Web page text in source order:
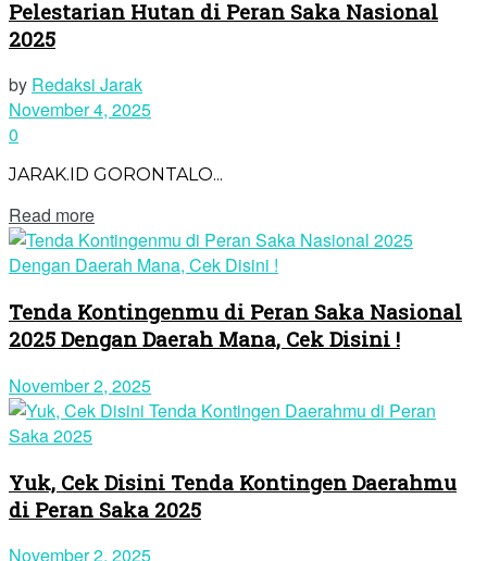
Pelestarian Hutan di Peran Saka Nasional
2025
by Redaksi Jarak
November 4, 2025
0
JARAK.ID GORONTALO...
Read more
Tenda Kontingenmu di Peran Saka Nasional
2025 Dengan Daerah Mana, Cek Disini !
November 2, 2025
Yuk, Cek Disini Tenda Kontingen Daerahmu
di Peran Saka 2025
November 2, 2025